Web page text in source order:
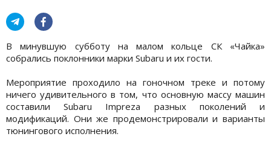
В минувшую субботу на малом кольце СК «Чайка»
собрались поклонники марки Subaru и их гости.
Мероприятие проходило на гоночном треке и потому
ничего удивительного в том, что основную массу машин
составили Subaru Impreza разных поколений и
модификаций. Они же продемонстрировали и варианты
тюнингового исполнения.